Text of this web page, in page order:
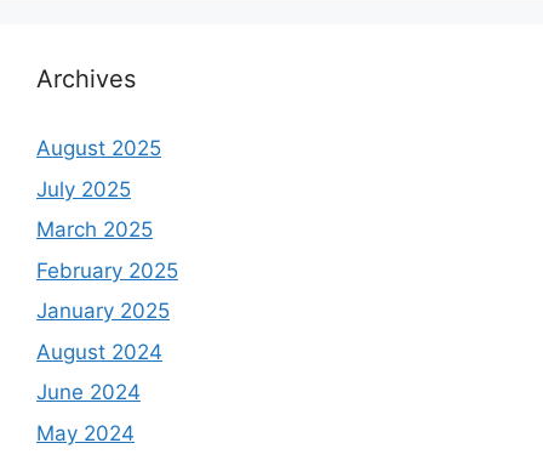
Archives
August 2025
July 2025
March 2025
February 2025
January 2025
August 2024
June 2024
May 2024